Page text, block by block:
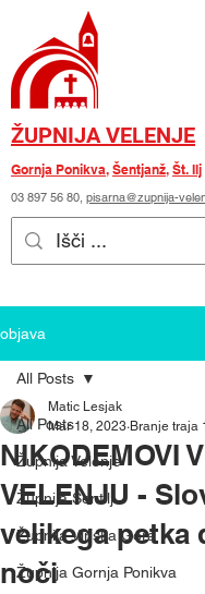
ŽUPNIJA VELENJE
Gornja Ponikva, Šentjanž, Št. Ilj
03 897 56 80, pisarna@zupnija-
objava
All Posts
Župnija Velenje
Župnija Šentilj
Župnija Vinska Gora
Župnija Gornja Ponikva
All Posts
NIKODEMOVI
VELENJU -
velikega petka
noči
Matic Lesjak
Mar 18, 2023 Branje traja